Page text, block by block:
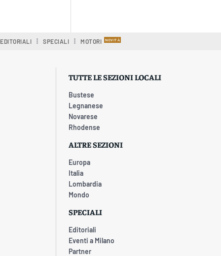
EDITORIALI SPECIALI MOTORI
TUTTE LE SEZIONI LOCALI
Bustese
Legnanese
Novarese
Rhodense
ALTRE SEZIONI
Europa
Italia
Lombardia
Mondo
SPECIALI
Editoriali
Eventi a Milano
Partner